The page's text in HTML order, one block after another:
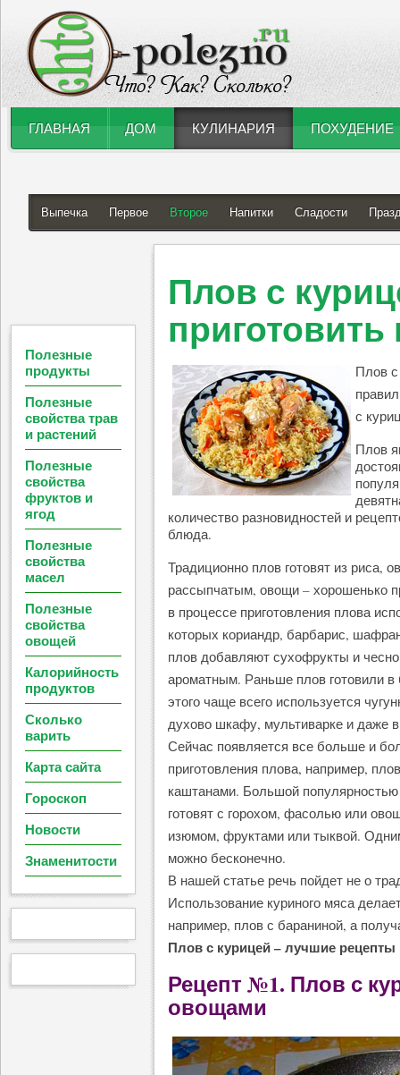
ГЛАВНАЯ ДОМ КУЛИНАРИЯ ПОХУДЕНИЕ
Выпечка Первое Второе Напитки Сладости
Плов с
Плов
с
Плов
количество разновидностей и
блюда.
Традиционно плов готовят из риса,
рассыпчатым, овощи – хорошенько
в процессе приготовления плова
которых кориандр, барбарис,
плов добавляют сухофрукты и
ароматным. Раньше плов готовили
этого чаще всего используется
духово шкафу, мультиварке и даже
Сейчас появляется все больше и
приготовления плова, например,
каштанами. Большой
готовят с горохом, фасолью или
изюмом, фруктами или тыквой.
можно бесконечно.
В нашей статье речь пойдет не о
Использование куриного мяса
например, плов с бараниной, а
Плов с курицей – лучшие рецепты
Рецепт №1. Плов с
овощами
Полезные
продукты
Полезные
свойства трав
и растений
Полезные
свойства
фруктов и
ягод
Полезные
свойства
масел
Полезные
свойства
овощей
Калорийность
продуктов
Сколько
варить
Карта сайта
Гороскоп
Новости
Знаменитости